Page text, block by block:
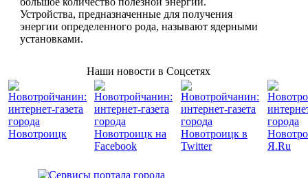
Устройства, предназначенные для получения
энергии определенного рода, называют ядерными
установками.
Наши новости в Соцсетях